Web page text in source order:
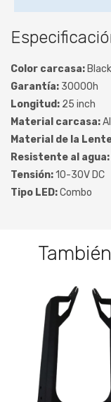
Color carcasa: Black
Garantía: 30000h
Longitud: 25 inch
Material carcasa:
Material de la
Resistente al agua:
Tensión:10-30V DC
Tipo LED:Combo